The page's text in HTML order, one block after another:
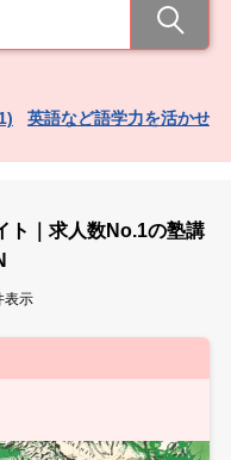
英語など語学力を活かせ
ト｜求人数No.1の塾講
表示